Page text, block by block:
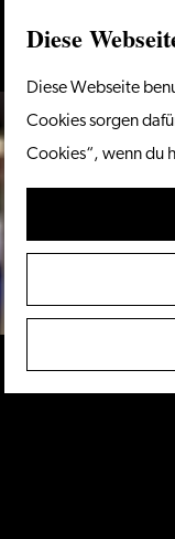
Diese
Diese Webseite
Cookies sorgen
Cookies“, wenn du